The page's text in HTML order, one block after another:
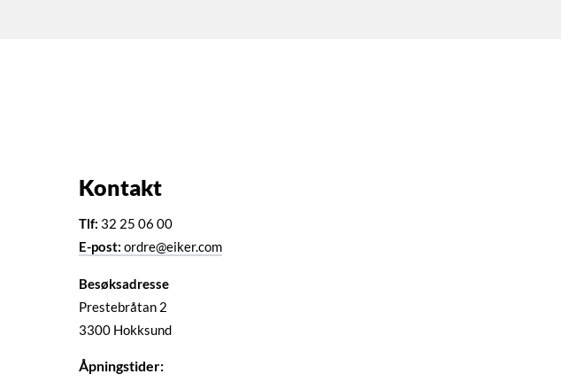
Kontakt
Tlf: 32 25 06 00
E-post: ordre@eiker.com
Besøksadresse
Prestebråtan 2
3300 Hokksund
Åpningstider: